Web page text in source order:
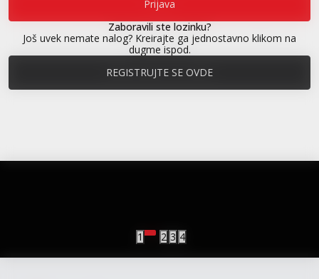
Prijava
Zaboravili ste lozinku?
Još uvek nemate nalog? Kreirajte ga jednostavno klikom na
dugme ispod.
REGISTRUJTE SE OVDE
1 2 3 4